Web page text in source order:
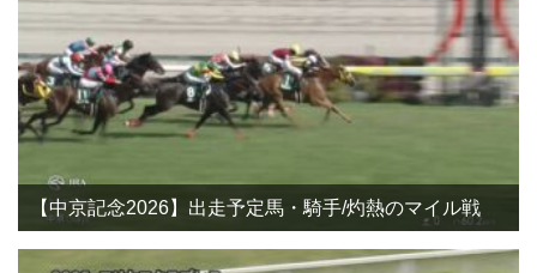
【中京記念2026】出走予定馬・騎手/灼熱のマイル戦